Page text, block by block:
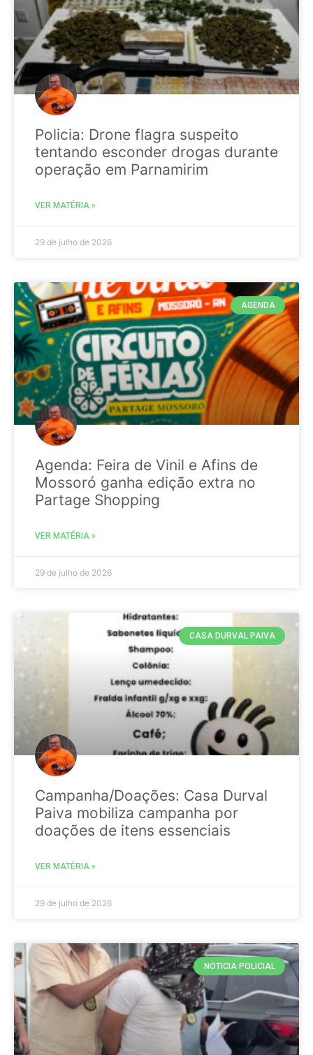
Policia: Drone flagra suspeito
tentando esconder drogas durante
operação em Parnamirim
VER MATÉRIA »
29 de julho de 2026
AGENDA
Agenda: Feira de Vinil e Afins de
Mossoró ganha edição extra no
Partage Shopping
VER MATÉRIA »
29 de julho de 2026
CASA DURVAL PAIVA
Campanha/Doações: Casa Durval
Paiva mobiliza campanha por
doações de itens essenciais
VER MATÉRIA »
29 de julho de 2026
NOTICIA POLICIAL